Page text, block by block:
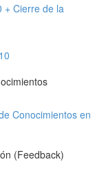
+ Cierre de la
Conocimientos en
(Feedback)